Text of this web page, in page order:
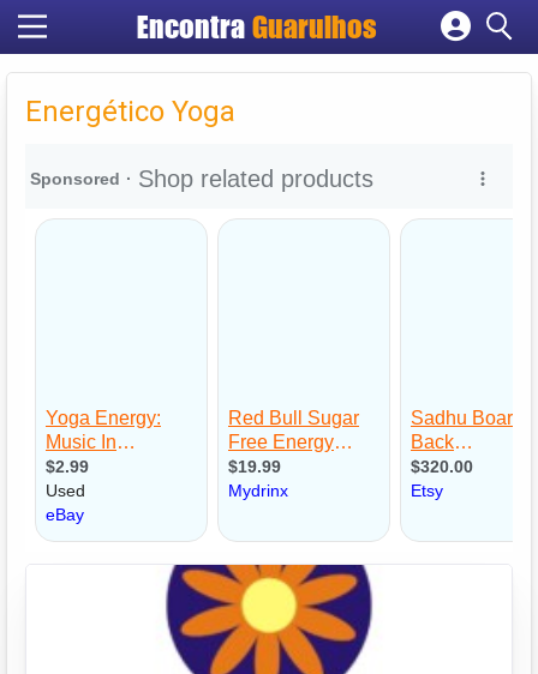
Encontra Guarulhos
Cadastrar empresa
Energético Yoga